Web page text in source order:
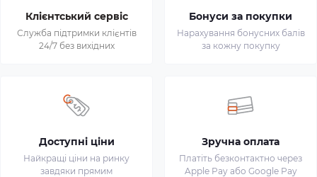
Клієнтський сервіс
Служба підтримки клієнтів
24/7 без вихідних
Бонуси за покупки
Нарахування бонусних балів
за кожну покупку
Доступні ціни
Найкращі ціни на ринку
завдяки прямим
Зручна оплата
Платіть безконтактно через
Apple Pay або Google Pay